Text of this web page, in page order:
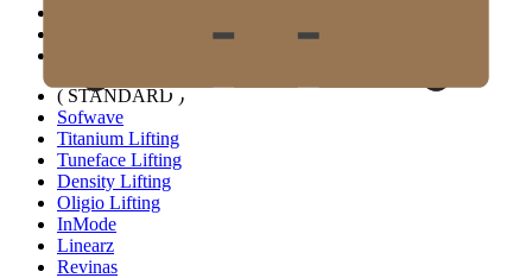
( STANDARD )
Sofwave
Titanium Lifting
Tuneface Lifting
Density Lifting
Oligio Lifting
InMode
Linearz
Revinas